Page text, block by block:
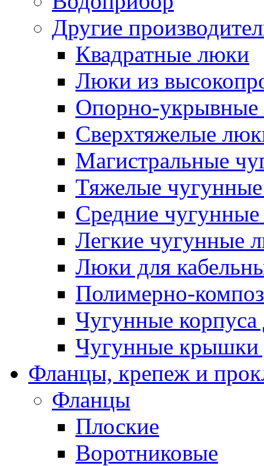
Другие
Квадратные люки
Люки из
Опорно-укрывные
Сверхтяжелые
Магистральные
Тяжелые
Средние
Легкие чугунные
Люки для
Полимерно-
Чугунные
Чугунные крышки
Фланцы, крепеж и
Фланцы
Плоские
Воротниковые